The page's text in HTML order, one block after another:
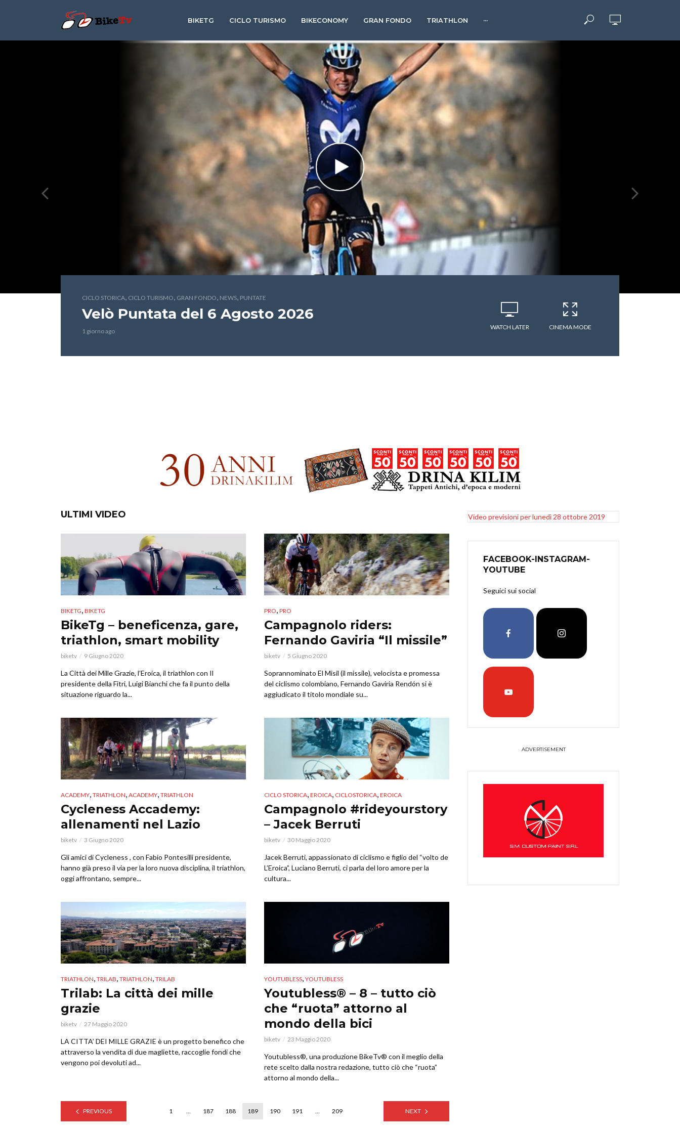
BIKETG CICLO TURISMO BIKECONOMY GRAN FONDO TRIATHLON ···
CICLO STORICA, CICLO TURISMO, GRAN FONDO, NEWS, PUNTATE
Velò Puntata del 6 Agosto 2026
1 giorno ago
WATCH LATER CINEMA MODE
ULTIMI VIDEO
BIKETG, BIKETG
BikeTg – beneficenza, gare,
triathlon, smart mobility
biketv 9 Giugno 2020
La Città dei Mille Grazie, l’Eroica, il triathlon con Il
presidente della Fitri, Luigi Bianchi che fa il punto della
situazione riguardo la...
PRO, PRO
Campagnolo riders:
Fernando Gaviria “Il missile”
biketv 5 Giugno 2020
Soprannominato El Misil (il missile), velocista e promessa
del ciclismo colombiano, Fernando Gaviria Rendón si è
aggiudicato il titolo mondiale su...
ACADEMY, TRIATHLON, ACADEMY, TRIATHLON
Cycleness Accademy:
allenamenti nel Lazio
biketv 3 Giugno 2020
Gli amici di Cycleness , con Fabio Pontesilli presidente,
hanno già preso il via per la loro nuova disciplina, il triathlon,
oggi affrontano, sempre...
CICLO STORICA, EROICA, CICLOSTORICA, EROICA
Campagnolo #rideyourstory
– Jacek Berruti
biketv 30 Maggio 2020
Jacek Berruti, appassionato di ciclismo e figlio del “volto de
L’Eroica”, Luciano Berruti, ci parla del loro amore per la
cultura...
TRIATHLON, TRILAB, TRIATHLON, TRILAB
Trilab: La città dei mille
grazie
biketv 27 Maggio 2020
LA CITTA’ DEI MILLE GRAZIE è un progetto benefico che
attraverso la vendita di due magliette, raccoglie fondi che
vengono poi devoluti ad...
YOUTUBLESS, YOUTUBLESS
Youtubless® – 8 – tutto ciò
che “ruota” attorno al
mondo della bici
biketv 23 Maggio 2020
Youtubless®, una produzione BikeTv® con il meglio della
rete scelto dalla nostra redazione, tutto ciò che “ruota”
attorno al mondo della...
PREVIOUS 1 … 187 188 189 190 191 … 209 NEXT
Video previsioni per lunedì 28 ottobre 2019
FACEBOOK-INSTAGRAM-
YOUTUBE
Seguici sui social
ADVERTISEMENT